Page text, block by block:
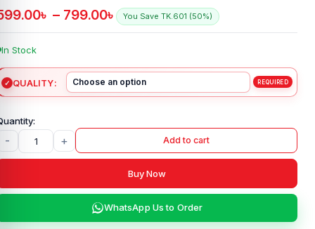
৳ – 799.00৳ You Save TK.601 (50%)
In Stock
QUALITY
- + Add to cart
Buy Now
WhatsApp Us to Order